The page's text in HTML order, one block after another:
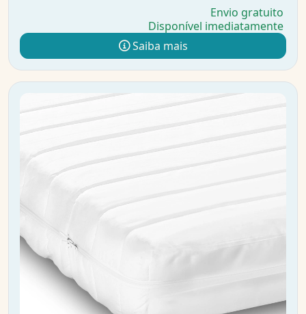
Envio gratuito
Disponível imediatamente
Saiba mais